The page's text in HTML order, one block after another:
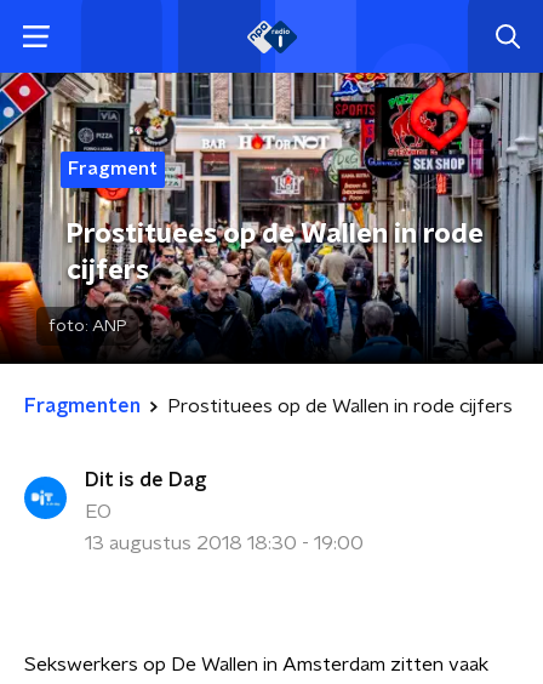
Fragment
Prostituees op de Wallen in rode
cijfers
foto: ANP
Fragmenten Prostituees op de Wallen in rode cijfers
Dit is de Dag
EO
13 augustus 2018 18:30 - 19:00
Sekswerkers op De Wallen in Amsterdam zitten vaak